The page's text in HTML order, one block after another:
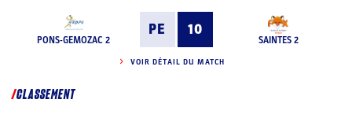
PONS-GEMOZAC 2
PE 10
SAINTES 2
VOIR DÉTAIL DU MATCH
CLASSEMENT